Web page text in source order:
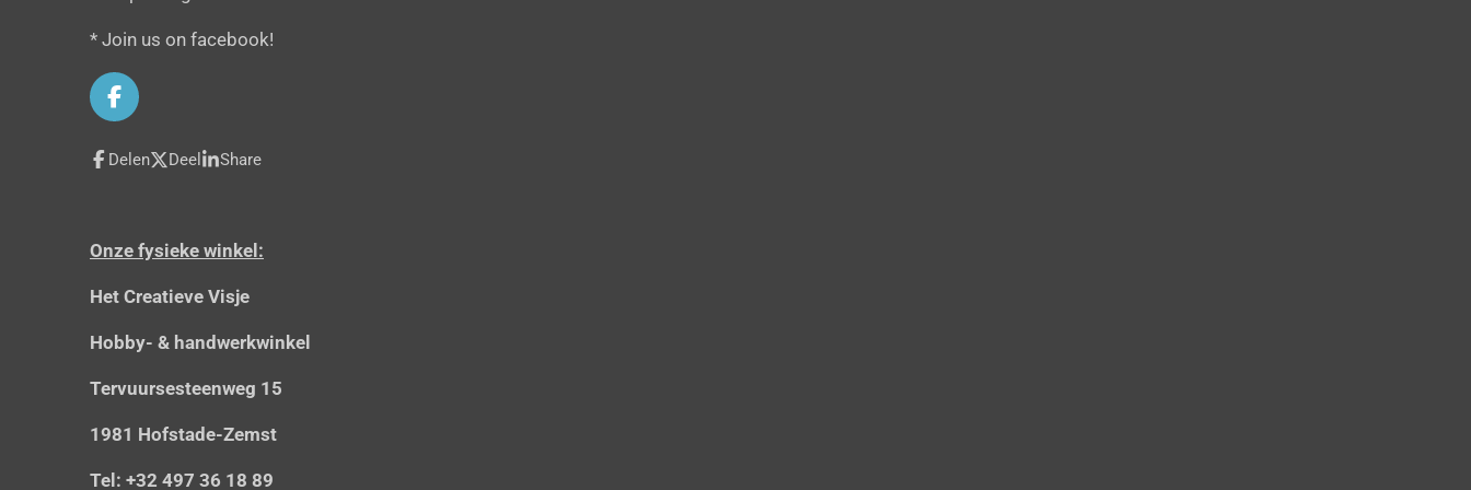
* Join us on facebook!
F
a
c
e
k
Delen Deel Share
Onze fysieke winkel:
Het Creatieve Visje
Hobby- & handwerkwinkel
Tervuursesteenweg 15
1981 Hofstade-Zemst
Tel: +32 497 36 18 89